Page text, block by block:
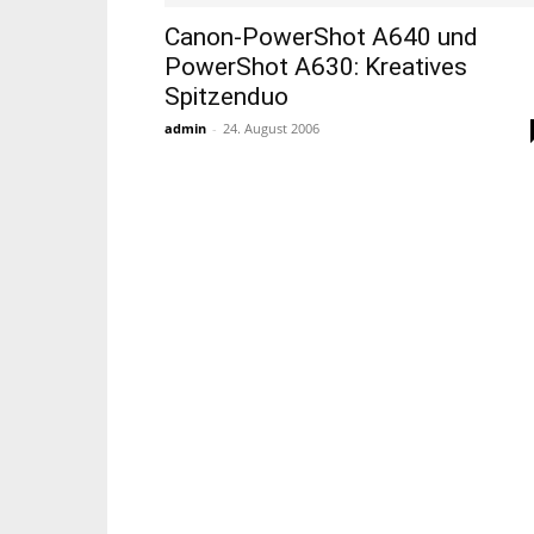
Canon-PowerShot A640 und
PowerShot A630: Kreatives
Spitzenduo
admin - 24. August 2006